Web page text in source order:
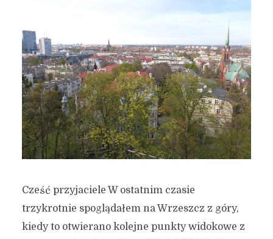
Cześć przyjaciele W ostatnim czasie
trzykrotnie spoglądałem na Wrzeszcz z góry,
kiedy to otwierano kolejne punkty widokowe z